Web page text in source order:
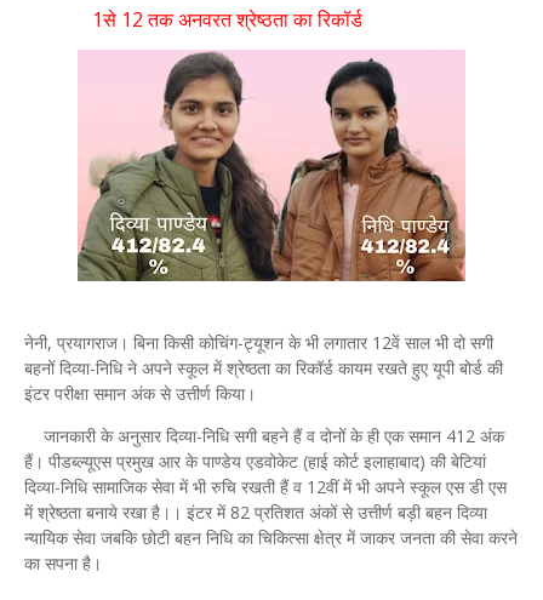
1से 12 तक अनवरत श्रेष्ठता का रिकॉर्ड
नेनी, प्रयागराज। बिना किसी कोचिंग-ट्यूशन के भी लगातार 12वें साल भी दो सगी
बहनों दिव्या-निधि ने अपने स्कूल में श्रेष्ठता का रिकॉर्ड कायम रखते हुए यूपी बोर्ड की
इंटर परीक्षा समान अंक से उत्तीर्ण किया।
जानकारी के अनुसार दिव्या-निधि सगी बहने हैं व दोनों के ही एक समान 412 अंक
हैं। पीडब्ल्यूएस प्रमुख आर के पाण्डेय एडवोकेट (हाई कोर्ट इलाहाबाद) की बेटियां
दिव्या-निधि सामाजिक सेवा में भी रुचि रखती हैं व 12वीं में भी अपने स्कूल एस डी एस
में श्रेष्ठता बनाये रखा है।। इंटर में 82 प्रतिशत अंकों से उत्तीर्ण बड़ी बहन दिव्या
न्यायिक सेवा जबकि छोटी बहन निधि का चिकित्सा क्षेत्र में जाकर जनता की सेवा करने
का सपना है।